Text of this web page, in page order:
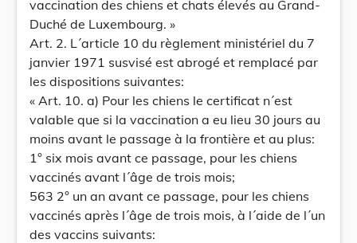
vaccination des chiens et chats élevés au Grand-
Duché de Luxembourg. »
Art. 2. L´article 10 du règlement ministériel du 7
janvier 1971 susvisé est abrogé et remplacé par
les dispositions suivantes:
« Art. 10. a) Pour les chiens le certificat n´est
valable que si la vaccination a eu lieu 30 jours au
moins avant le passage à la frontière et au plus:
1° six mois avant ce passage, pour les chiens
vaccinés avant l´âge de trois mois;
563 2° un an avant ce passage, pour les chiens
vaccinés après l´âge de trois mois, à l´aide de l´un
des vaccins suivants: